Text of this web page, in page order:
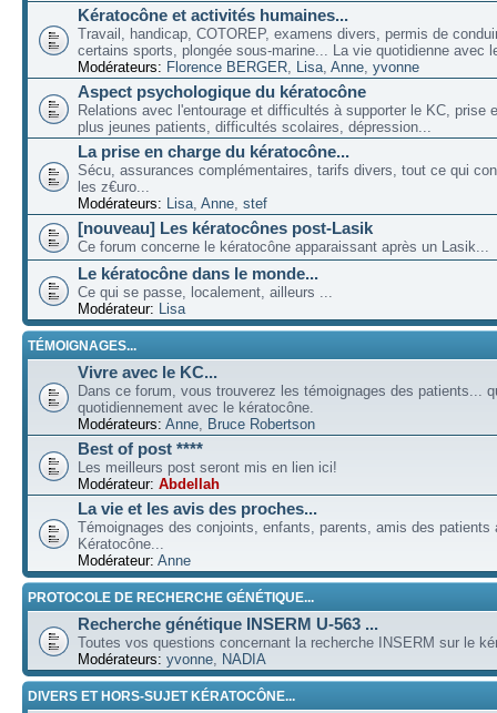
Kératocône et activités humaines...
Travail, handicap, COTOREP, examens divers, permis de
certains sports, plongée sous-marine... La vie quotidienne avec
Modérateurs: Florence BERGER, Lisa, Anne, yvonne
Aspect psychologique du kératocône
Relations avec l'entourage et difficultés à supporter le KC, prise
plus jeunes patients, difficultés scolaires, dépression...
La prise en charge du kératocône...
Sécu, assurances complémentaires, tarifs divers, tout ce qui
les z€uro...
Modérateurs: Lisa, Anne, stef
[nouveau] Les kératocônes post-Lasik
Ce forum concerne le kératocône apparaissant après un Lasik...
Le kératocône dans le monde...
Ce qui se passe, localement, ailleurs ...
Modérateur: Lisa
TÉMOIGNAGES...
Vivre avec le KC...
Dans ce forum, vous trouverez les témoignages des patients...
quotidiennement avec le kératocône.
Modérateurs: Anne, Bruce Robertson
Best of post ****
Les meilleurs post seront mis en lien ici!
Modérateur: Abdellah
La vie et les avis des proches...
Témoignages des conjoints, enfants, parents, amis des patients
Kératocône...
Modérateur: Anne
PROTOCOLE DE RECHERCHE GÉNÉTIQUE...
Recherche génétique INSERM U-563 ...
Toutes vos questions concernant la recherche INSERM sur le
Modérateurs: yvonne, NADIA
DIVERS ET HORS-SUJET KÉRATOCÔNE...